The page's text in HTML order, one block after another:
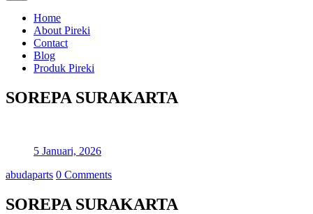
Home
About Pireki
Contact
Blog
Produk Pireki
SOREPA SURAKARTA
5 Januari, 2026
abudaparts 0 Comments
SOREPA SURAKARTA